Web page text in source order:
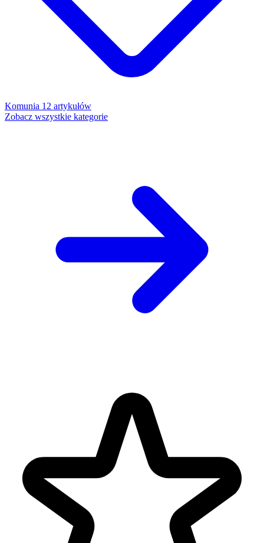
Komunia 12 artykułów
Zobacz wszystkie kategorie